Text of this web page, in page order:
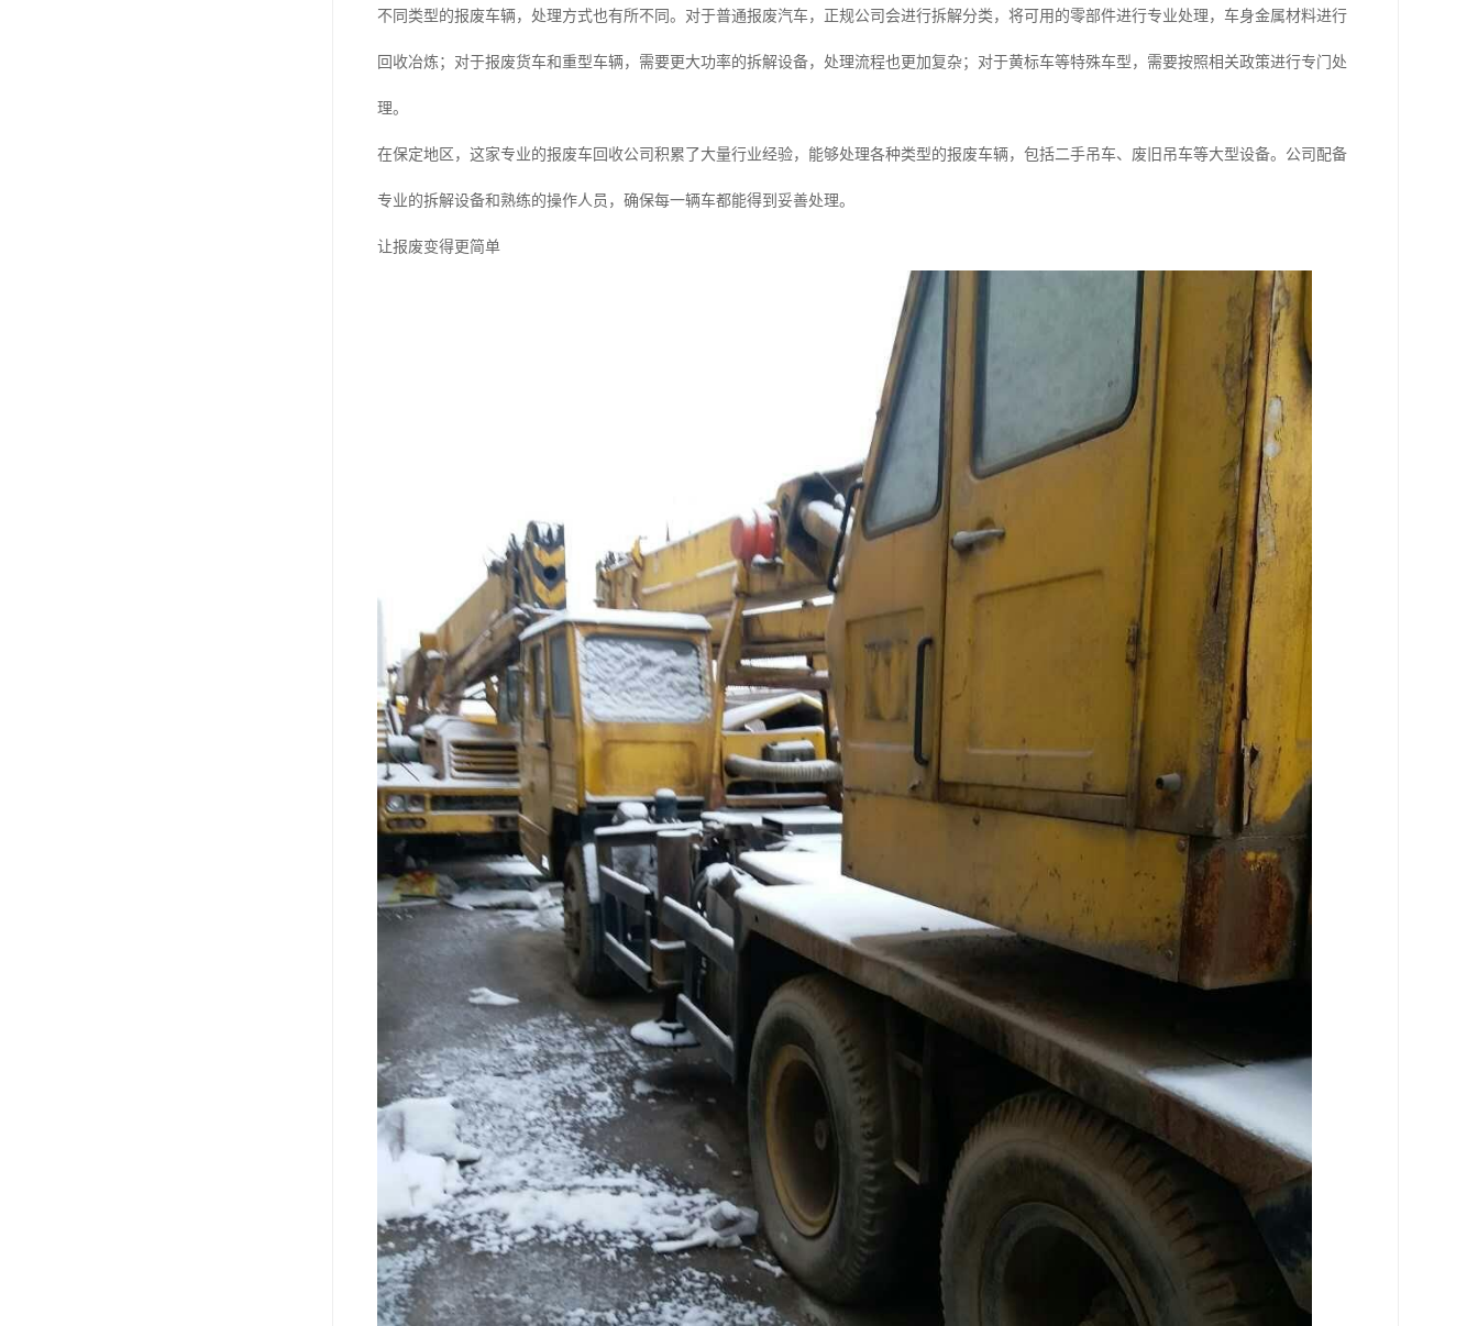
不同类型的报废车辆，处理方式也有所不同。对于普通报废汽车，正规公司会进行拆解分类，将可用的零部件进行专业处理，车身金属材料进行
回收冶炼；对于报废货车和重型车辆，需要更大功率的拆解设备，处理流程也更加复杂；对于黄标车等特殊车型，需要按照相关政策进行专门处
理。
在保定地区，这家专业的报废车回收公司积累了大量行业经验，能够处理各种类型的报废车辆，包括二手吊车、废旧吊车等大型设备。公司配备
专业的拆解设备和熟练的操作人员，确保每一辆车都能得到妥善处理。
让报废变得更简单